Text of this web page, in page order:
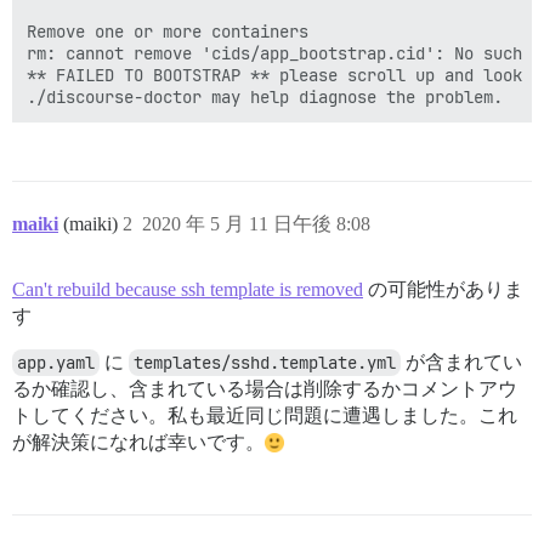
Remove one or more containers
rm: cannot remove 'cids/app_bootstrap.cid': No
** FAILED TO BOOTSTRAP ** please scroll up and
maiki (maiki) 2020 年 5 月 11 日午後 8:08
2
Can't rebuild because ssh template is removed の可能性がありま
す
app.yaml に templates/sshd.template.yml が含まれてい
るか確認し、含まれている場合は削除するかコメントアウ
トしてください。私も最近同じ問題に遭遇しました。これ
が解決策になれば幸いです。